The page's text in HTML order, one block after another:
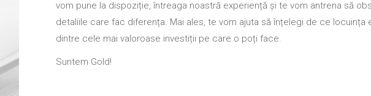
vom pune la dispoziție, întreaga noastră experiență și te vom antrena să
detaliile care fac diferența. Mai ales, te vom ajuta să înțelegi de ce locuința
dintre cele mai valoroase investiții pe care o poți face.
Suntem Gold!